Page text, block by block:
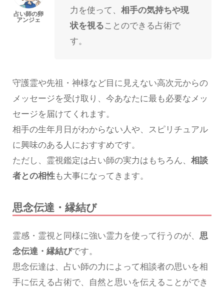
力を使って、 相手の気持ちや現
状を視ることのできる占術で
す。
守護霊や先祖・神様など目に見えない高次元からの
メッセージを受け取り、今あなたに最も必要なメッ
セージを届けてくれます。
相手の生年月日がわからない人や、スピリチュアル
に興味のある人におすすめです。
ただし、霊視鑑定は占い師の実力はもちろん、 相談
者との相性も大事になってきます。
思念伝達・縁結び
霊感・霊視と同様に強い霊力を使って行うのが、 思
念伝達・縁結びです。
思念伝達は、占い師の力によって相談者の思いを相
手に伝える占術で、自然と思いを伝えることができ